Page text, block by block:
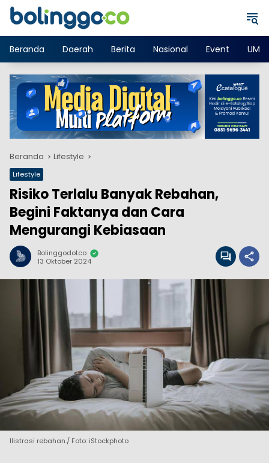
Langsung
Beranda
Daerah Berita Nasional Event
Beranda Lifestyle
Lifestyle
Risiko Terlalu Banyak Rebahan,
Begini Faktanya dan Cara
Mengurangi Kebiasaan
Bolinggodotco
13 Oktober 2024
Ilistrasi rebahan./ Foto: iStockphoto